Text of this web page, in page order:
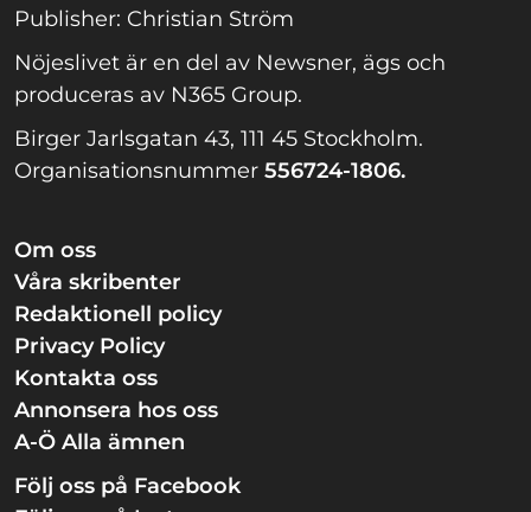
Publisher: Christian Ström
Nöjeslivet är en del av Newsner, ägs och
produceras av N365 Group.
Birger Jarlsgatan 43, 111 45 Stockholm.
Organisationsnummer 556724-1806.
Om oss
Våra skribenter
Redaktionell policy
Privacy Policy
Kontakta oss
Annonsera hos oss
A-Ö Alla ämnen
Följ oss på Facebook